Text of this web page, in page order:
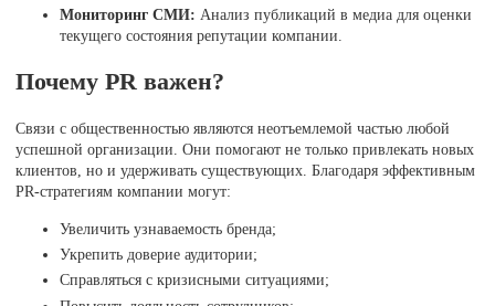
Мониторинг СМИ: Анализ публикаций в медиа для оценки
текущего состояния репутации компании.
Почему PR важен?
Связи с общественностью являются неотъемлемой частью любой
успешной организации. Они помогают не только привлекать новых
клиентов, но и удерживать существующих. Благодаря эффективным
PR-стратегиям компании могут:
Увеличить узнаваемость бренда;
Укрепить доверие аудитории;
Справляться с кризисными ситуациями;